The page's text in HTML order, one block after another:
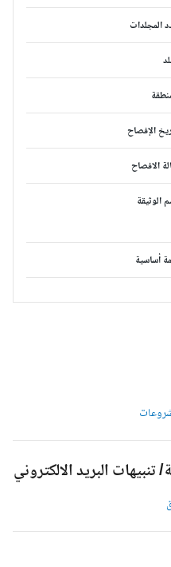
الإفصاح
البريد الالكتروني